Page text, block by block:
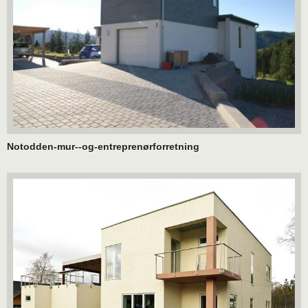
Notodden-mur--og-entreprenørforretning